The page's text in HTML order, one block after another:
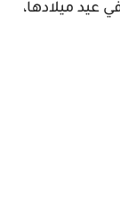
عيد ميلادها،